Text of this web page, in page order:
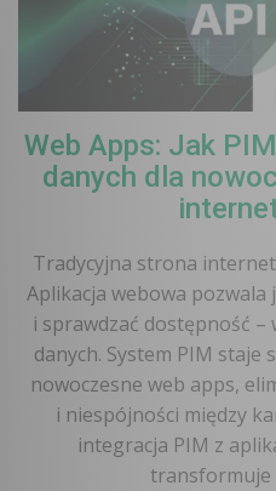
Web Apps: Jak
danych dla
Tradycyjna strona
Aplikacja webowa
i sprawdzać dostępność –
danych. System PIM staje
nowoczesne web apps,
i niespójności między
integracja PIM z
transformuje